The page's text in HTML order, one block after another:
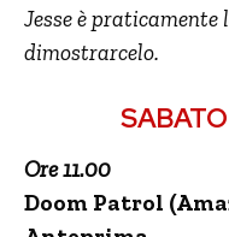
Jesse è
dimostrarcelo.
Ore 11.00
Doom Patrol